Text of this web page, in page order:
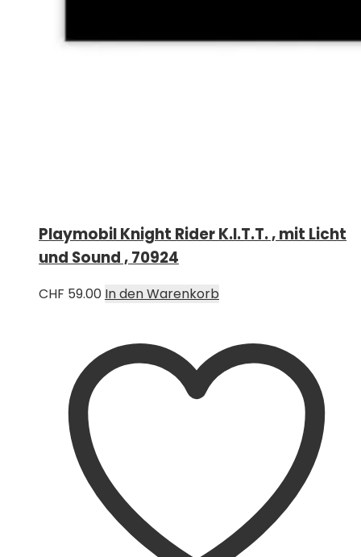
Playmobil Knight Rider K.I.T.T. , mit Licht
und Sound , 70924
CHF 59.00 In den Warenkorb